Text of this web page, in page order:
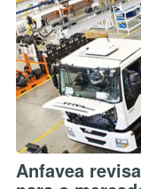
Anfavea